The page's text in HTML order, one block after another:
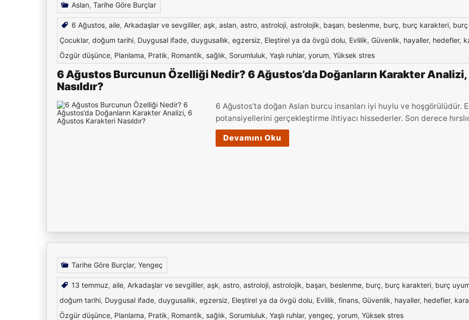
Aslan, Tarihe Göre Burçlar
6 Ağustos, aile, Arkadaşlar ve sevgililer, aşk, aslan, astro, astroloji, astrolojik, başarı, beslenme, burç, burç karakteri,
Çocuklar, doğum tarihi, Duygusal ifade, duygusallık, egzersiz, Eleştirel ya da övgü dolu, Evlilik, Güvenlik, hayaller, hedefler,
Özgür düşünce, Planlama, Pratik, Romantik, sağlık, Sorumluluk, Yaşlı ruhlar, yorum, Yüksek stres
6 Ağustos Burcunun Özelliği Nedir? 6 Ağustos’da Doğanların Karakter
Nasıldır?
6 Ağustos’ta doğan Aslan burcu insanları iyi huylu ve hoşgörülüdür.
potansiyellerini gerçekleştirme ihtiyacı hissederler. Son derece
Devamını Oku
Tarihe Göre Burçlar, Yengeç
13 temmuz, aile, Arkadaşlar ve sevgililer, aşk, astro, astroloji, astrolojik, başarı, beslenme, burç, burç karakteri, burç
doğum tarihi, Duygusal ifade, duygusallık, egzersiz, Eleştirel ya da övgü dolu, Evlilik, finans, Güvenlik, hayaller, hedefler,
Özgür düşünce, Planlama, Pratik, Romantik, sağlık, Sorumluluk, Yaşlı ruhlar, yengeç, yorum, Yüksek stres